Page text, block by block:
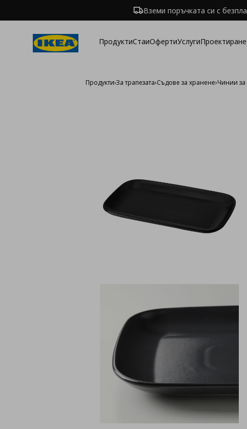
Вземи поръчката си с
ПродуктиСтаиОфертиУслугиПроектиране
Продукти›За трапезата›Съдове за хранене›Чинии